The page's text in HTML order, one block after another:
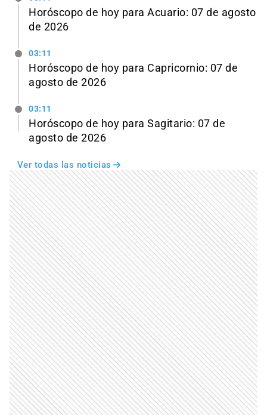
Horóscopo de hoy para Acuario: 07 de agosto
de 2026
03:11
Horóscopo de hoy para Capricornio: 07 de
agosto de 2026
03:11
Horóscopo de hoy para Sagitario: 07 de
agosto de 2026
Ver todas las noticias